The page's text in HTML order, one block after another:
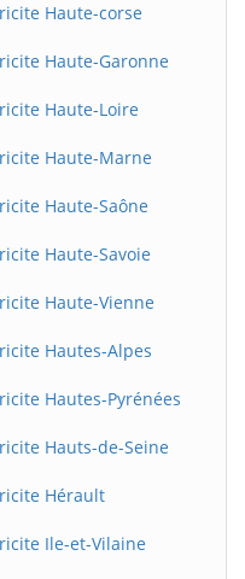
Haute-corse
Haute-Garonne
Haute-Loire
Haute-Marne
Haute-Saône
Haute-Savoie
Haute-Vienne
Hautes-Alpes
Hautes-Pyrénées
Hauts-de-Seine
Hérault
Ile-et-Vilaine